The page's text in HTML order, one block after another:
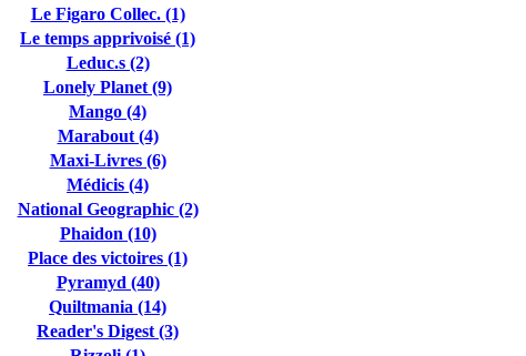
Le Figaro Collec. (1)
Le temps apprivoisé (1)
Leduc.s (2)
Lonely Planet (9)
Mango (4)
Marabout (4)
Maxi-Livres (6)
Médicis (4)
National Geographic (2)
Phaidon (10)
Place des victoires (1)
Pyramyd (40)
Quiltmania (14)
Reader's Digest (3)